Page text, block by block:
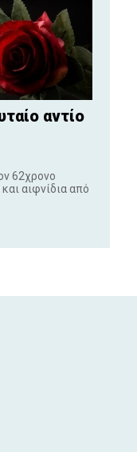
αντίο
62χρονο
αιφνίδια από